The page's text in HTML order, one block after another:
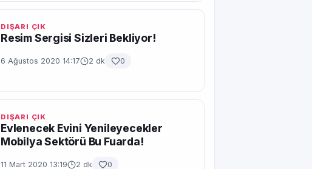
DIŞARI ÇIK
Resim Sergisi Sizleri Bekliyor!
6 Ağustos 2020 14:17 2 dk 0
DIŞARI ÇIK
Evlenecek Evini Yenileyecekler
Mobilya Sektörü Bu Fuarda!
11 Mart 2020 13:19 2 dk 0